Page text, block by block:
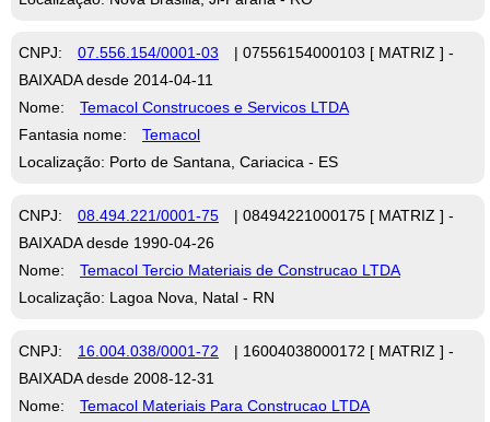
CNPJ: 07.556.154/0001-03
| 07556154000103 [ MATRIZ ] -
BAIXADA desde 2014-04-11
Nome:
Temacol Construcoes e Servicos LTDA
Fantasia nome:
Temacol
Localização: Porto de Santana, Cariacica - ES
CNPJ: 08.494.221/0001-75
| 08494221000175 [ MATRIZ ] -
BAIXADA desde 1990-04-26
Nome:
Temacol Tercio Materiais de Construcao LTDA
Localização: Lagoa Nova, Natal - RN
CNPJ: 16.004.038/0001-72
| 16004038000172 [ MATRIZ ] -
BAIXADA desde 2008-12-31
Nome:
Temacol Materiais Para Construcao LTDA